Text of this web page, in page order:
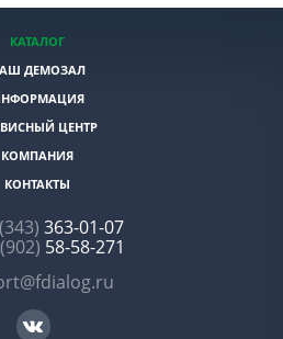
КАТАЛОГ
ДЕМОЗАЛ
ЦЕНТР
КОМПАНИЯ
КОНТАКТЫ
363-01-07
58-58-271